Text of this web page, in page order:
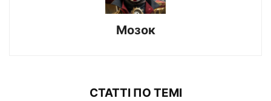
Мозок
СТАТТІ ПО ТЕМІ